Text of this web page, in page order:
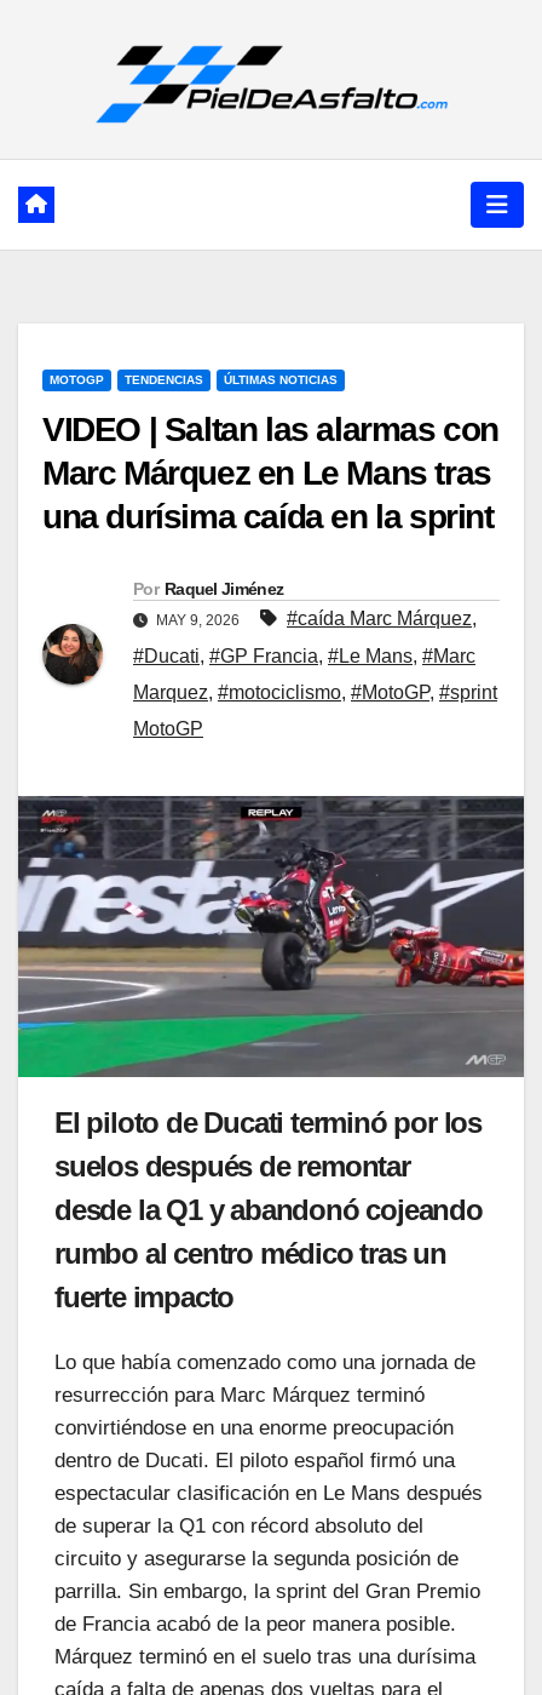
MOTOGP TENDENCIAS ÚLTIMAS NOTICIAS
VIDEO | Saltan las alarmas con
Marc Márquez en Le Mans tras
una durísima caída en la sprint
Por Raquel Jiménez
MAY 9, 2026 #caída Marc Márquez,
#Ducati, #GP Francia, #Le Mans, #Marc
Marquez, #motociclismo, #MotoGP, #sprint
MotoGP
El piloto de Ducati terminó por los
suelos después de remontar
desde la Q1 y abandonó cojeando
rumbo al centro médico tras un
fuerte impacto
Lo que había comenzado como una jornada de
resurrección para Marc Márquez terminó
convirtiéndose en una enorme preocupación
dentro de Ducati. El piloto español firmó una
espectacular clasificación en Le Mans después
de superar la Q1 con récord absoluto del
circuito y asegurarse la segunda posición de
parrilla. Sin embargo, la sprint del Gran Premio
de Francia acabó de la peor manera posible.
Márquez terminó en el suelo tras una durísima
caída a falta de apenas dos vueltas para el